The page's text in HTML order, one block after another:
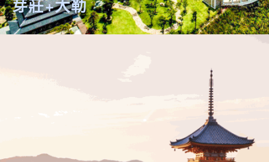
芽莊+大勒